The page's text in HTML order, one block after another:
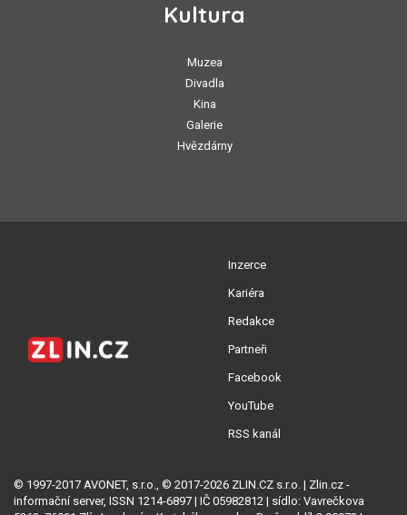
Kultura
Muzea
Divadla
Kina
Galerie
Hvězdárny
Inzerce
Kariéra
Redakce
Partneři
Facebook
YouTube
RSS kanál
© 1997-2017 AVONET, s.r.o., © 2017-2026 ZLIN.CZ s.r.o. | Zlin.cz -
informační server, ISSN 1214-6897 | IČ 05982812 | sídlo: Vavrečkova